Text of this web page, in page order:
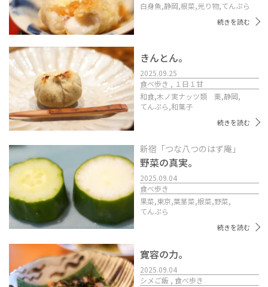
白身魚,静岡,根菜,光り物,てんぷら
続きを読む
きんとん。
2025.09.25
食べ歩き , １日１甘
和食,木ノ実ナッツ類 栗,静岡,
てんぷら,和菓子
続きを読む
新宿「つな八つのはず庵」
野菜の真実。
2025.09.04
食べ歩き
果菜,東京,葉茎菜,根菜,野菜,
てんぷら
続きを読む
寛容の力。
2025.09.04
シメご飯 , 食べ歩き